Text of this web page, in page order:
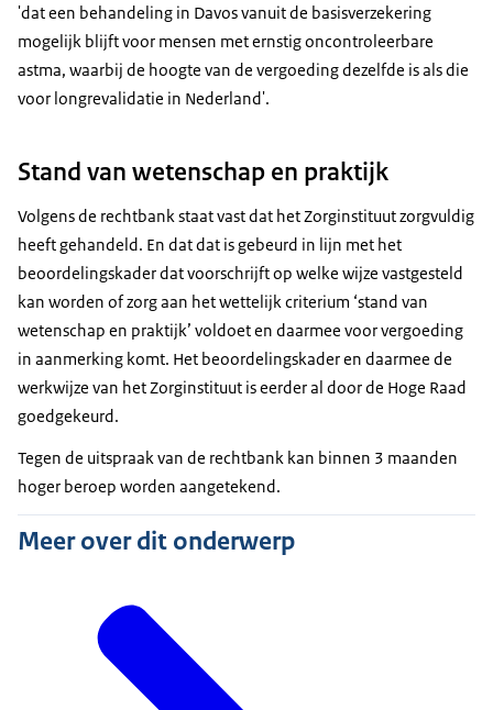
'dat een behandeling in Davos vanuit de basisverzekering
mogelijk blijft voor mensen met ernstig oncontroleerbare
astma, waarbij de hoogte van de vergoeding dezelfde is als die
voor longrevalidatie in Nederland'.
Stand van wetenschap en praktijk
Volgens de rechtbank staat vast dat het Zorginstituut zorgvuldig
heeft gehandeld. En dat dat is gebeurd in lijn met het
beoordelingskader dat voorschrijft op welke wijze vastgesteld
kan worden of zorg aan het wettelijk criterium ‘stand van
wetenschap en praktijk’ voldoet en daarmee voor vergoeding
in aanmerking komt. Het beoordelingskader en daarmee de
werkwijze van het Zorginstituut is eerder al door de Hoge Raad
goedgekeurd.
Tegen de uitspraak van de rechtbank kan binnen 3 maanden
hoger beroep worden aangetekend.
Meer over dit onderwerp